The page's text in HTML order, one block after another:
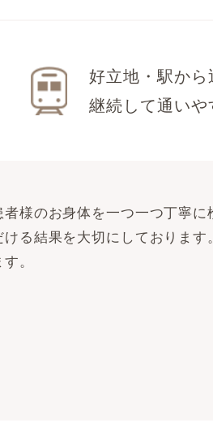
好立地・駅から
継続して通いや
様のお身体を一つ一つ丁寧に
る結果を大切にしております
。